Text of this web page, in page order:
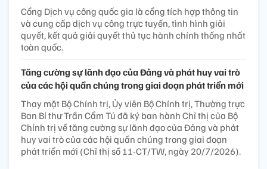
Cổng Dịch vụ công quốc gia là cổng tích hợp thông tin
và cung cấp dịch vụ công trực tuyến, tình hình giải
quyết, kết quả giải quyết thủ tục hành chính thống nhất
toàn quốc.
Tăng cường sự lãnh đạo của Đảng và phát huy vai trò
của các hội quần chúng trong giai đoạn phát triển mới
Thay mặt Bộ Chính trị, Ủy viên Bộ Chính trị, Thường trực
Ban Bí thư Trần Cẩm Tú đã ký ban hành Chỉ thị của Bộ
Chính trị về tăng cường sự lãnh đạo của Đảng và phát
huy vai trò của các hội quần chúng trong giai đoạn
phát triển mới (Chỉ thị số 11-CT/TW, ngày 20/7/2026).